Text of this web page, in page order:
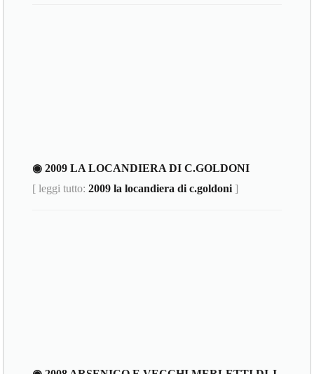
◉ 2009 LA LOCANDIERA DI C.GOLDONI
[ leggi tutto:2009 la locandiera di c.goldoni ]